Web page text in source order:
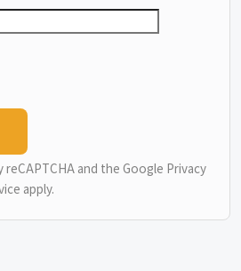
and the Google Privacy
apply.